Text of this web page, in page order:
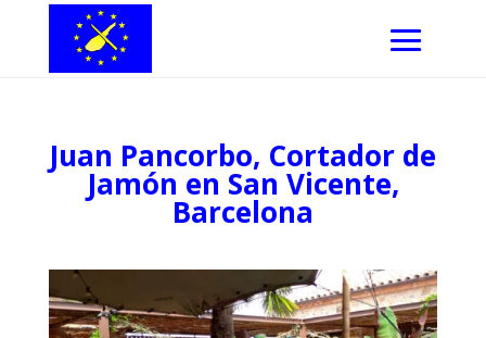
Juan Pancorbo, Cortador de
Jamón en San Vicente,
Barcelona